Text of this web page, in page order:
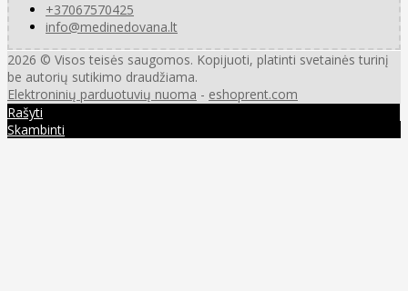
+37067570425
info@medinedovana.lt
2026 © Visos teisės saugomos. Kopijuoti, platinti svetainės turinį
be autorių sutikimo draudžiama.
Elektroninių parduotuvių nuoma - eshoprent.com
Rašyti
Skambinti